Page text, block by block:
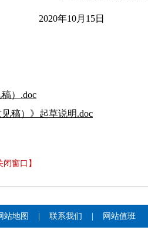
2020年10月 15日
）.doc
稿）》起草说明.doc
闭窗口】